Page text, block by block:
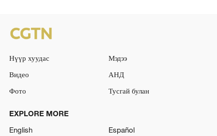
Нүүр хуудас
Мэдээ
Видео
АНД
Фото
Тусгай булан
EXPLORE MORE
English
Español